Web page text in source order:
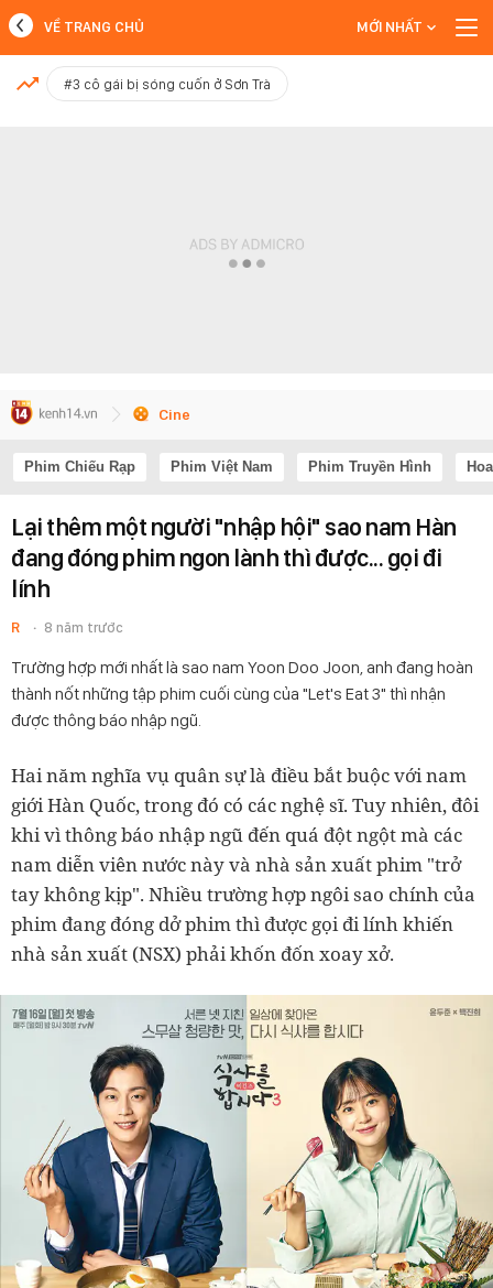
MỚI NHẤT
VỀ TRANG CHỦ MỚI NHẤT
#3 cô gái bị sóng cuốn ở Sơn Trà
Cine
Phim Chiếu Rạp Phim Việt Nam Phim Truyền Hình
Lại thêm một người "nhập hội" sao nam Hàn
đang đóng phim ngon lành thì được... gọi đi
lính
R 8 năm trước
Trường hợp mới nhất là sao nam Yoon Doo Joon, anh đang hoàn
thành nốt những tập phim cuối cùng của "Let's Eat 3" thì nhận
được thông báo nhập ngũ.
Hai năm nghĩa vụ quân sự là điều bắt buộc với nam
giới Hàn Quốc, trong đó có các nghệ sĩ. Tuy nhiên, đôi
khi vì thông báo nhập ngũ đến quá đột ngột mà các
nam diễn viên nước này và nhà sản xuất phim "trở
tay không kịp". Nhiều trường hợp ngôi sao chính của
phim đang đóng dở phim thì được gọi đi lính khiến
nhà sản xuất (NSX) phải khốn đốn xoay xở.